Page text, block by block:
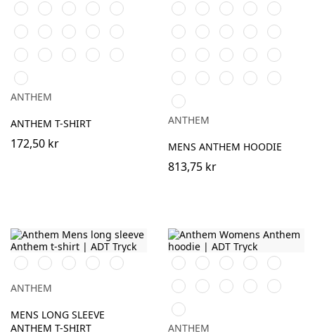
Svart Vit Röd Gul
Navy
Light
Blue
PurpleForest
Green
Burgundy
Royal
Kelly
Green
Charcoal
Hot
Pink
Blue
Sapphire
Grey
Marl
Black
Marl
ANTHEM
ANTHEM T-SHIRT
172,50 kr
Orange
Svart Vit Röd
Gul
Navy Pink KhakiLight
Blue
Purple
Forest
Green
Ash
grey
Burgundy
Desert
Sand
Royal
Oxford
Navy
LavenderCharcoal
Grey
Marl
Eco
Raw
Teal
ANTHEM
MENS ANTHEM HOODIE
813,75 kr
Svart Vit Navy Charcoal
Grey
Marl
ANTHEM
MENS LONG SLEEVE
ANTHEM T-SHIRT
Svart Vit Röd Navy Pink
PurpleBurgundy
RoyalOxford
Navy
Charcoal
Grey
Marl
ANTHEM